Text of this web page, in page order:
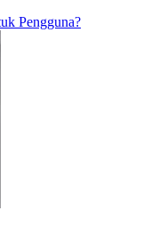
Pengguna?